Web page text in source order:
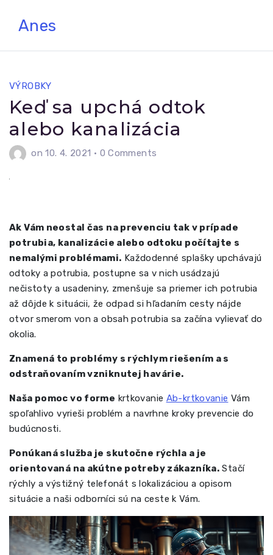
Anes
VÝROBKY
Keď sa upchá odtok
alebo kanalizácia
on 10. 4. 2021 • 0 Comments
Ak Vám neostal čas na prevenciu tak v prípade
potrubia, kanalizácie alebo odtoku počítajte s
nemalými problémami. Každodenné splašky upchávajú
odtoky a potrubia, postupne sa v nich usádzajú
nečistoty a usadeniny, zmenšuje sa priemer ich potrubia
až dôjde k situácii, že odpad si hľadaním cesty nájde
otvor smerom von a obsah potrubia sa začína vylievať do
okolia.
Znamená to problémy s rýchlym riešením a s
odstraňovaním vzniknutej havárie.
Naša pomoc vo forme krtkovanie Ab-krtkovanie Vám
spoľahlivo vyrieši problém a navrhne kroky prevencie do
budúcnosti.
Ponúkaná služba je skutočne rýchla a je
orientovaná na akútne potreby zákazníka. Stačí
rýchly a výstižný telefonát s lokalizáciou a opisom
situácie a naši odborníci sú na ceste k Vám.